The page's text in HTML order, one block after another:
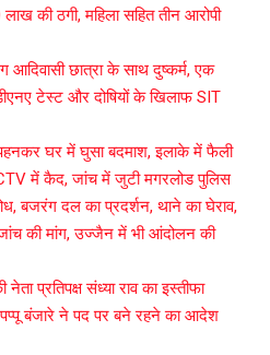
की ठगी, महिला सहित तीन आरोपी
आदिवासी छात्रा के साथ दुष्कर्म, एक
टेस्ट और दोषियों के खिलाफ SIT
घर में घुसा बदमाश, इलाके में फैली
में कैद, जांच में जुटी मगरलोड पुलिस
बजरंग दल का प्रदर्शन, थाने का घेराव,
जांच की मांग, उज्जैन में भी आंदोलन की
नेता प्रतिपक्ष संध्या राव का इस्तीफा
पप्पू बंजारे ने पद पर बने रहने का आदेश